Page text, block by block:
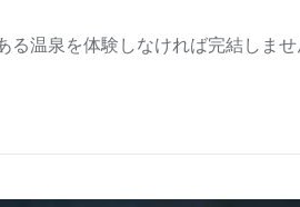
温泉を体験しなければ完結しませ